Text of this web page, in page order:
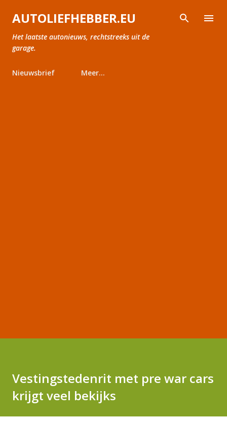
Doorgaan naar hoofdcontent
AUTOLIEFHEBBER.EU
Het laatste autonieuws, rechtstreeks uit de
garage.
Nieuwsbrief Meer…
Vestingstedenrit met pre war cars
krijgt veel bekijks